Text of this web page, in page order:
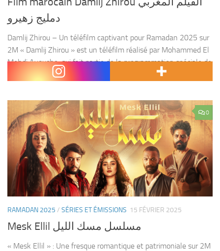
دمليج زهيرو
Damlij Zhirou – Un téléfilm captivant pour Ramadan 2025 sur
2M « Damlij Zhirou » est un téléfilm réalisé par Mohammed El
Mehdi Ayouche, qui fait partie de la programmation spéciale de
Ramadan 2025 sur la...
0
RAMADAN 2025 / SÉRIES ET ÉMISSIONS 15 FÉVRIER 2025
Mesk Ellil مسلسل مسك الليل
« Mesk Ellil » : Une fresque romantique et patrimoniale sur 2M